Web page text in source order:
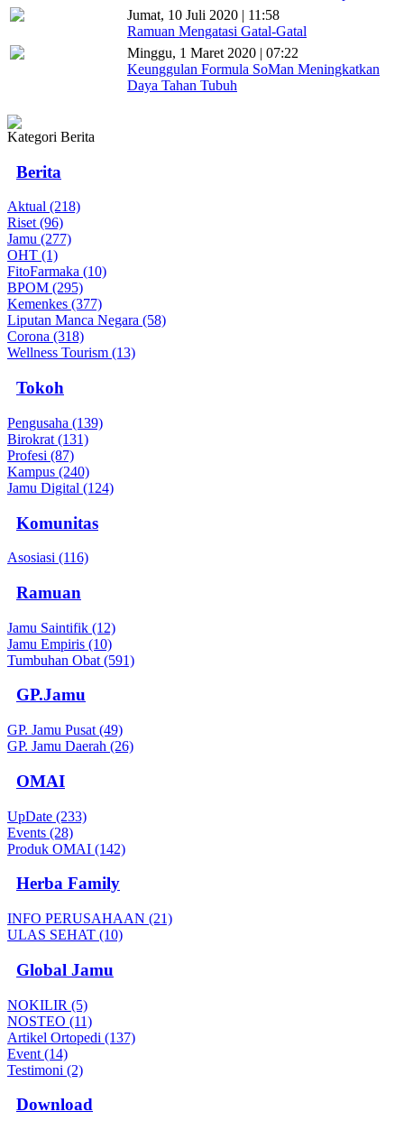
Jumat, 10 Juli 2020 | 11:58
Ramuan Mengatasi Gatal-Gatal
Minggu, 1 Maret 2020 | 07:22
Keunggulan Formula SoMan Meningkatkan
Daya Tahan Tubuh
Kategori Berita
Berita
Aktual (218)
Riset (96)
Jamu (277)
OHT (1)
FitoFarmaka (10)
BPOM (295)
Kemenkes (377)
Liputan Manca Negara (58)
Corona (318)
Wellness Tourism (13)
Tokoh
Pengusaha (139)
Birokrat (131)
Profesi (87)
Kampus (240)
Jamu Digital (124)
Komunitas
Asosiasi (116)
Ramuan
Jamu Saintifik (12)
Jamu Empiris (10)
Tumbuhan Obat (591)
GP.Jamu
GP. Jamu Pusat (49)
GP. Jamu Daerah (26)
OMAI
UpDate (233)
Events (28)
Produk OMAI (142)
Herba Family
INFO PERUSAHAAN (21)
ULAS SEHAT (10)
Global Jamu
NOKILIR (5)
NOSTEO (11)
Artikel Ortopedi (137)
Event (14)
Testimoni (2)
Download